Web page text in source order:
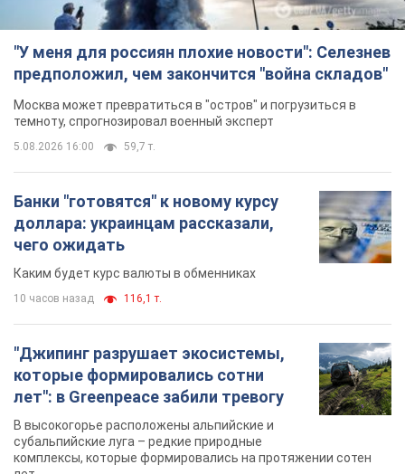
"У меня для россиян плохие новости": Селезнев
предположил, чем закончится "война складов"
Москва может превратиться в "остров" и погрузиться в
темноту, спрогнозировал военный эксперт
5.08.2026 16:00 59,7 т.
Банки "готовятся" к новому курсу
доллара: украинцам рассказали,
чего ожидать
Каким будет курс валюты в обменниках
10 часов назад 116,1 т.
"Джипинг разрушает экосистемы,
которые формировались сотни
лет": в Greenpeace забили тревогу
В высокогорье расположены альпийские и
субальпийские луга – редкие природные
комплексы, которые формировались на протяжении сотен